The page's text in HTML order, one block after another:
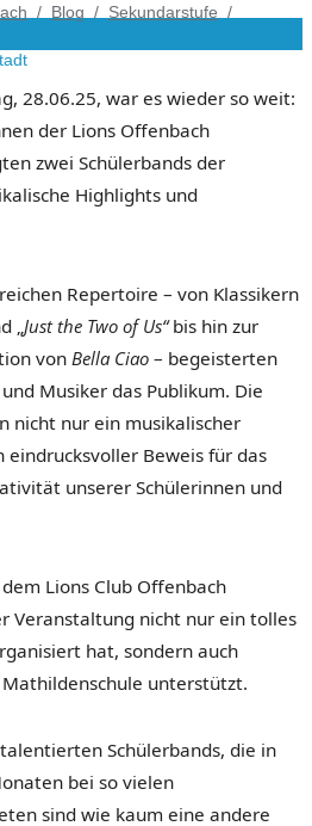
/ Blog / Sekundarstufe /
begeistern beim Entenrennen
28.06.25, war es wieder so weit:
der Lions Offenbach
zwei Schülerbands der
Highlights und
Repertoire – von Klassikern
„Just the Two of Us“bis hin zur
von Bella Ciao – begeisterten
Musiker das Publikum. Die
nicht nur ein musikalischer
eindrucksvoller Beweis für das
unserer Schülerinnen und
Lions Club Offenbach
Veranstaltung nicht nur ein tolles
hat, sondern auch
unterstützt.
Schülerbands, die in
bei so vielen
sind wie kaum eine andere